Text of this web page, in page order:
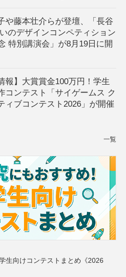
や藤本壮介らが登壇、「長谷
のデザインコンペティション
特別講演会」が8月19日に開
報】大賞賞金100万円！学生
コンテスト「サイゲームス ク
ィブコンテスト2026」が開催
一覧
生向けコンテストまとめ《2026